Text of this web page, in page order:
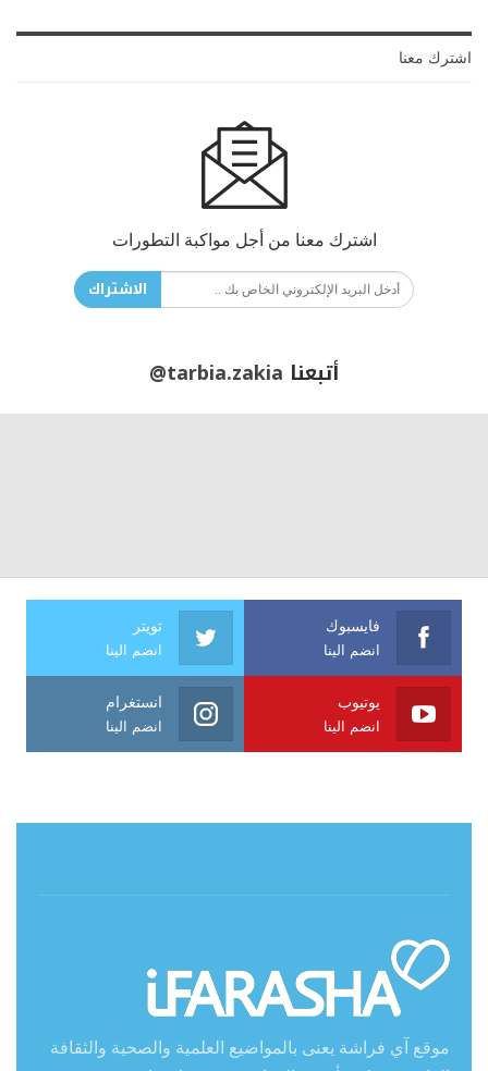
اشترك معنا
اشترك معنا من أجل مواكبة التطورات
الاشتراك
أتبعنا @tarbia.zakia
فايسبوك
انضم الينا
تويتر
انضم الينا
يوتيوب
انضم الينا
انستغرام
انضم الينا
موقع آي فراشة يعنى بالمواضيع العلمية والصحية والثقافة